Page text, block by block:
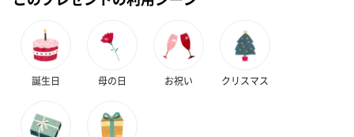
ト【ありがとう】
（1,100円）
ドクリーム（ピンクグ
レープフルーツ）
（2,145円）
リラックスグッズ
誕生日 母の日 お祝い クリスマス